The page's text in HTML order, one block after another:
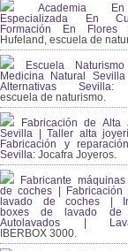
Academia
Especializada En
Formación En Flores
Hufeland, escuela de
Escuela
Medicina Natural
Alternativas Sevilla:
escuela de naturismo.
Fabricación de Alta
Sevilla | Taller alta
Fabricación y
Sevilla: Jocafra Joyeros.
Fabricante
de coches | Fabricación
lavado de coches |
boxes de lavado de
Autolavados |
IBERBOX 3000.